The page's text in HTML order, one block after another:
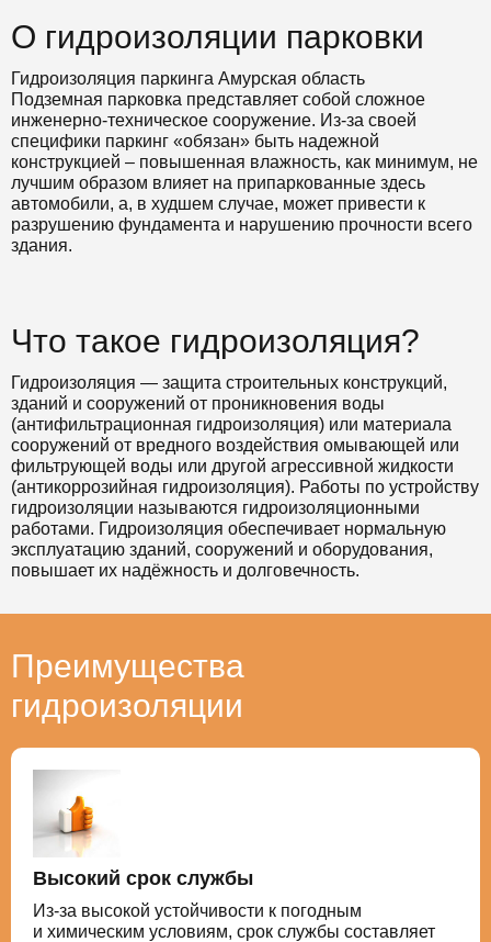
О гидроизоляции парковки
Гидроизоляция паркинга Амурская область
Подземная парковка представляет собой сложное
инженерно-техническое сооружение. Из-за своей
специфики паркинг «обязан» быть надежной
конструкцией – повышенная влажность, как минимум, не
лучшим образом влияет на припаркованные здесь
автомобили, а, в худшем случае, может привести к
разрушению фундамента и нарушению прочности всего
здания.
Что такое гидроизоляция?
Гидроизоляция — защита строительных конструкций,
зданий и сооружений от проникновения воды
(антифильтрационная гидроизоляция) или материала
сооружений от вредного воздействия омывающей или
фильтрующей воды или другой агрессивной жидкости
(антикоррозийная гидроизоляция). Работы по устройству
гидроизоляции называются гидроизоляционными
работами. Гидроизоляция обеспечивает нормальную
эксплуатацию зданий, сооружений и оборудования,
повышает их надёжность и долговечность.
Преимущества
гидроизоляции
Высокий срок службы
Из-за высокой устойчивости к погодным
и химическим условиям, срок службы составляет